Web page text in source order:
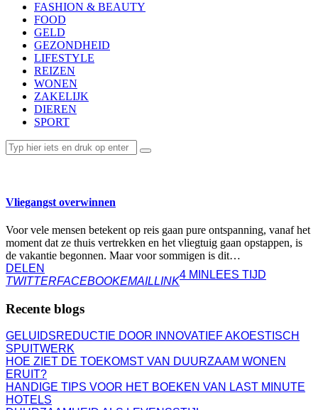
FASHION & BEAUTY
FOOD
GELD
GEZONDHEID
LIFESTYLE
REIZEN
WONEN
ZAKELIJK
DIEREN
SPORT
Vliegangst overwinnen
Voor vele mensen betekent op reis gaan pure ontspanning, vanaf het
moment dat ze thuis vertrekken en het vliegtuig gaan opstappen, is
de vakantie begonnen. Maar voor sommigen is dit…
DELEN
TWITTERFACEBOOKEMAILLINK
4 MIN LEES TIJD
Recente blogs
GELUIDSREDUCTIE DOOR INNOVATIEF AKOESTISCH
SPUITWERK
HOE ZIET DE TOEKOMST VAN DUURZAAM WONEN
ERUIT?
HANDIGE TIPS VOOR HET BOEKEN VAN LAST MINUTE
HOTELS